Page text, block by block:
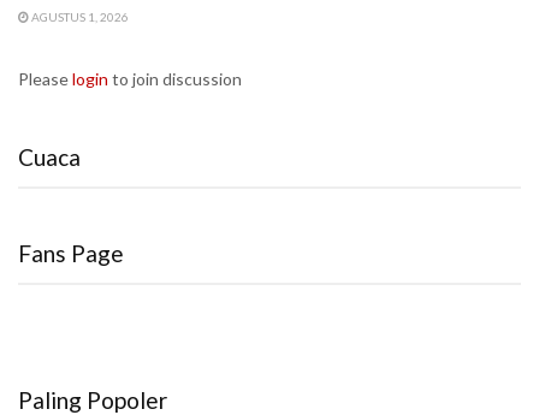
AGUSTUS 1, 2026
Pleaselogin to join discussion
Cuaca
Fans Page
Paling Popoler